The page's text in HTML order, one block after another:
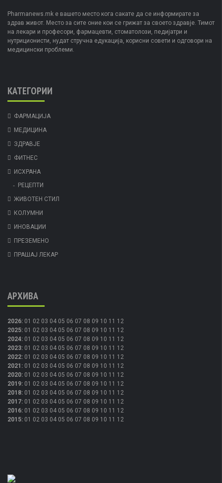
Pharmanews.mk е вашето место кога сакате да се информирате за
здрав живот. Место за сите оние кои се грижат за своето здравје. Тимот
на лекари и професори, фармацевти, стоматолози, педијатри и
нутриционисти, нудат стручна едукација, корисни совети и одговори на
медицински проблеми.
КАТЕГОРИИ
ФАРМАЦИЈА
МЕДИЦИНА
ЗДРАВЈЕ
ФИТНЕС
ИСХРАНА
РЕЦЕПТИ
ЖИВОТЕН СТИЛ
КОЛУМНИ
ИНОВАЦИИ
ПРЕЗЕМЕНО
ПРАШАЈ ЛЕКАР
АРХИВА
2026: 01 02 03 04 05 06 07 08 09 10 11 12
2025: 01 02 03 04 05 06 07 08 09 10 11 12
2024: 01 02 03 04 05 06 07 08 09 10 11 12
2023: 01 02 03 04 05 06 07 08 09 10 11 12
2022: 01 02 03 04 05 06 07 08 09 10 11 12
2021 : 01 02 03 04 05 06 07 08 09 10 11 12
2020: 01 02 03 04 05 06 07 08 09 10 11 12
2019: 01 02 03 04 05 06 07 08 09 10 11 12
2018: 01 02 03 04 05 06 07 08 09 10 11 12
2017: 01 02 03 04 05 06 07 08 09 10 11 12
2016: 01 02 03 04 05 06 07 08 09 10 11 12
2015: 01 02 03 04 05 06 07 08 09 10 11 12